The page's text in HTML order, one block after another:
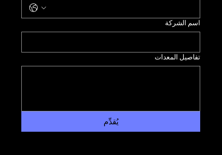
اسم الشركة
تفاصيل المعدات
يُقدِّم